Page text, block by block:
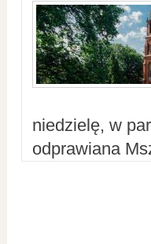
niedzielę, w
odprawiana